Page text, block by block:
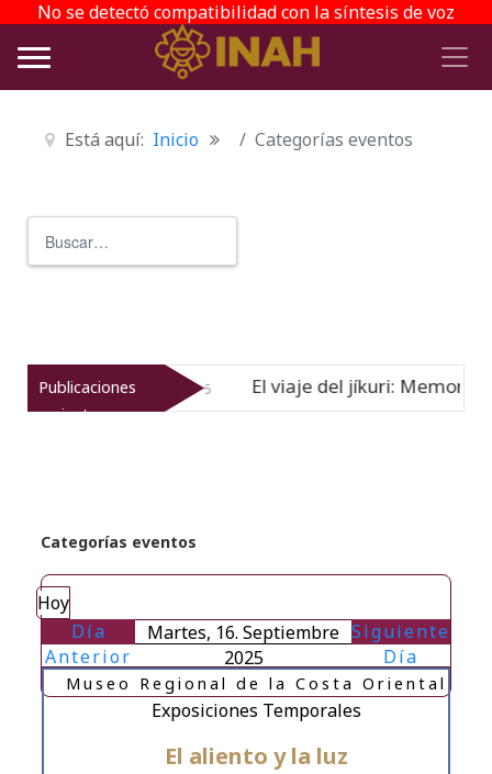
No se detectó compatibilidad con la síntesis de voz
Está aquí: Inicio Categorías eventos
Publicaciones
recientes
El viaje del jíkuri: Memorias compartidas en Cueva
Categorías eventos
Hoy
Día
Anterior
Martes, 16. Septiembre
2025
Siguiente
Día
El aliento y la luz
Exposiciones Temporales
Museo Regional de la Costa Oriental